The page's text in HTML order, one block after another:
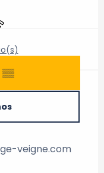
animales
▒▒
veigne.com